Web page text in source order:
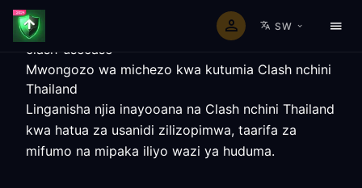
SW
clash-usecase
Mwongozo wa michezo kwa kutumia Clash nchini
Thailand
Linganisha njia inayooana na Clash nchini Thailand
kwa hatua za usanidi zilizopimwa, taarifa za
mifumo na mipaka iliyo wazi ya huduma.